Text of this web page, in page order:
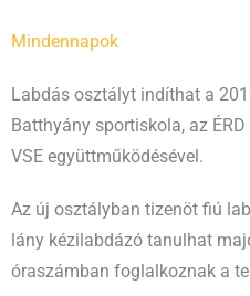
Mindennapok
Labdás osztályt indíthat a
Batthyány sportiskola, az
VSE együttműködésével.
Az új osztályban tizenöt fiú
lány kézilabdázó tanulhat
óraszámban foglalkoznak a